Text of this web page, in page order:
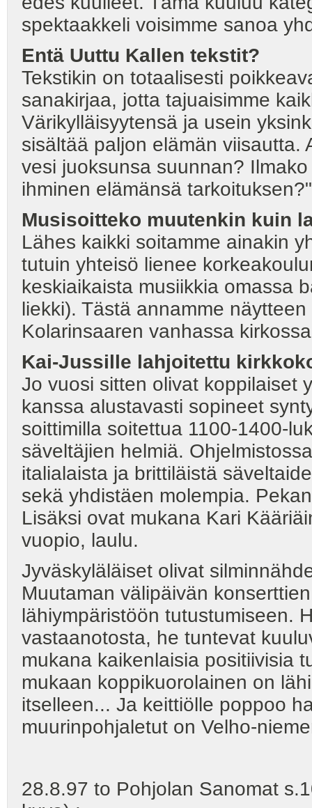
spektaakkeli voisimme sanoa
Entä Uuttu Kallen tekstit?
Tekstikin on totaalisesti
sanakirjaa, jotta tajuaisimme
Värikylläisyytensä ja usein
sisältää paljon elämän viisautta.
vesi juoksunsa suunnan?
ihminen elämänsä tarkoituksen?"
Musisoitteko muutenkin kuin
Lähes kaikki soitamme ainakin
tutuin yhteisö lienee
keskiaikaista musiikkia omassa
liekki). Tästä annamme
Kolarinsaaren vanhassa
Kai-Jussille lahjoitettu
Jo vuosi sitten olivat koppilaiset
kanssa alustavasti sopineet
soittimilla soitettua 1100-1400-
säveltäjien helmiä.
italialaista ja brittiläistä
sekä yhdistäen molempia.
Lisäksi ovat mukana Kari
vuopio, laulu.
Jyväskyläläiset olivat
Muutaman välipäivän
lähiympäristöön tutustumiseen.
vastaanotosta, he tuntevat
mukana kaikenlaisia positiivisia
mukaan koppikuorolainen on
itselleen... Ja keittiölle poppoo
muurinpohjaletut on Velho-
28.8.97 to Pohjolan Sanomat